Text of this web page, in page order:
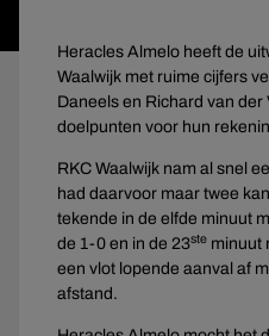
Heracles Almelo heeft de
Waalwijk met ruime cijfers
Daneels en Richard van der
doelpunten voor hun
RKC Waalwijk nam al snel
had daarvoor maar twee
tekende in de elfde minuut
de 1-0 en in de 23ste minuut
een vlot lopende aanval af
afstand.